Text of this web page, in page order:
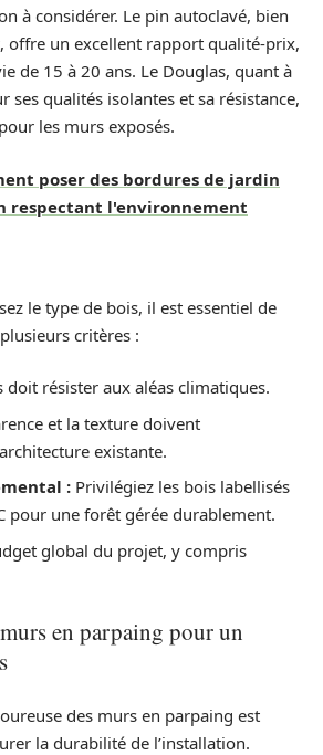
à considérer. Le pin autoclavé, bien
offre un excellent rapport qualité-prix,
de 15 à 20 ans. Le Douglas, quant à
ses qualités isolantes et sa résistance,
les murs exposés.
poser des bordures de jardin
respectant l'environnement
le type de bois, il est essentiel de
critères :
doit résister aux aléas climatiques.
et la texture doivent
existante.
: Privilégiez les bois labellisés
pour une forêt gérée durablement.
global du projet, y compris
en parpaing pour un
des murs en parpaing est
la durabilité de l’installation.